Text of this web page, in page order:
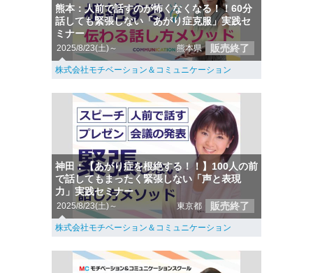
熊本：人前で話すのが怖くなくなる！！60分
話しても緊張しない「あがり症克服」実践セ
ミナー
2025/8/23(土)～ 熊本県 販売終了
株式会社モチベーション＆コミュニケーション
神田：【あがり症を根絶する！！】100人の前
で話してもまったく緊張しない「声と表現
力」実践セミナー
2025/8/23(土)～ 東京都 販売終了
株式会社モチベーション＆コミュニケーション